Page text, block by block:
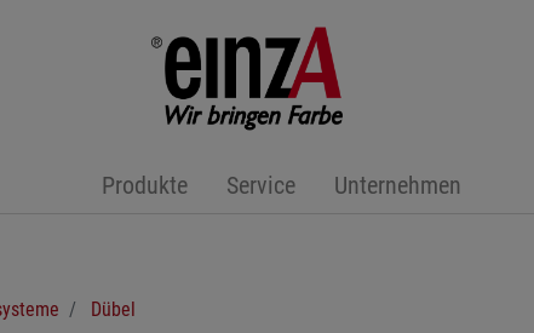
Produkte Service Unternehmen
Dübel